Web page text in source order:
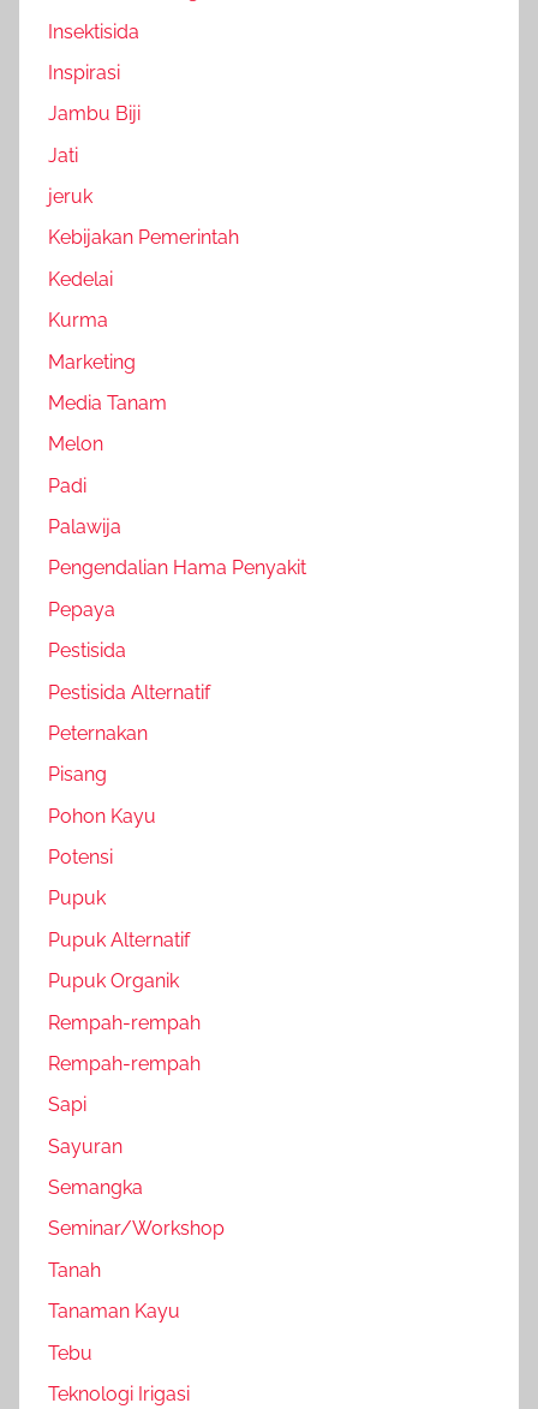
Insektisida
Inspirasi
Jambu Biji
Jati
jeruk
Kebijakan Pemerintah
Kedelai
Kurma
Marketing
Media Tanam
Melon
Padi
Palawija
Pengendalian Hama Penyakit
Pepaya
Pestisida
Pestisida Alternatif
Peternakan
Pisang
Pohon Kayu
Potensi
Pupuk
Pupuk Alternatif
Pupuk Organik
Rempah-rempah
Rempah-rempah
Sapi
Sayuran
Semangka
Seminar/Workshop
Tanah
Tanaman Kayu
Tebu
Teknologi Irigasi